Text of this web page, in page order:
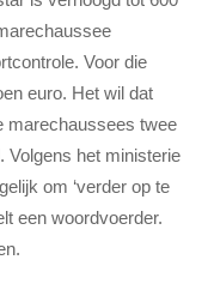
Voor die
euro. Het wil dat
marechaussees twee
Volgens het ministerie
om ‘verder op te
een woordvoerder.